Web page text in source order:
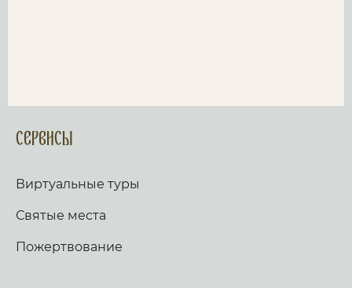
Сервисы
Виртуальные туры
Святые места
Пожертвование